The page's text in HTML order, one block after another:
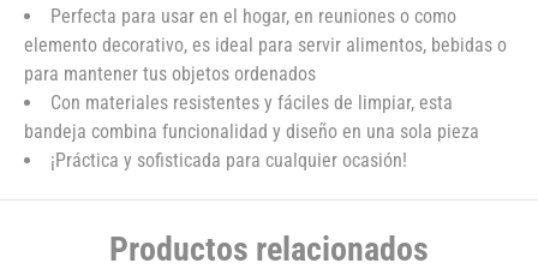
Perfecta para usar en el hogar, en reuniones o como
elemento decorativo, es ideal para servir alimentos, bebidas o
para mantener tus objetos ordenados
Con materiales resistentes y fáciles de limpiar, esta
bandeja combina funcionalidad y diseño en una sola pieza
¡Práctica y sofisticada para cualquier ocasión!
Productos relacionados